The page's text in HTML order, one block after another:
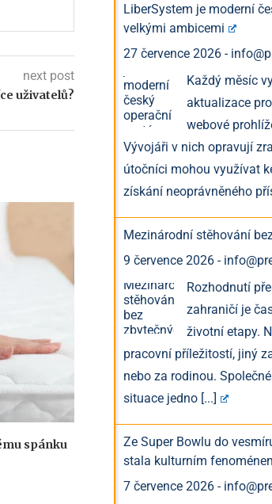
next post
uživatelů?
spánku
LiberSystem je moderní
velkými ambicemi
27 července 2026 -
Každý měsíc
aktualizace
webové
Vývojáři v nich opravují
útočníci mohou využívat
získání neoprávněného
Mezinárodní stěhování
9 července 2026 -
Rozhodnutí
zahraničí je
životní etapy.
pracovní příležitostí, jiný
nebo za rodinou.
situace jedno [...]
Ze Super Bowlu do
stala kulturním
7 července 2026 -